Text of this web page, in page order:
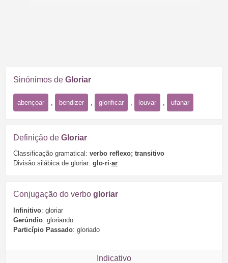
Sinónimos de Gloriar
abençoar bendizer glorificar louvar ufanar
Definição de Gloriar
Classificação gramatical: verbo reflexo; transitivo
Divisão silábica de gloriar: glo·ri·ar
Conjugação do verbo gloriar
Infinitivo: gloriar
Gerúndio: gloriando
Particípio Passado: gloriado
Indicativo